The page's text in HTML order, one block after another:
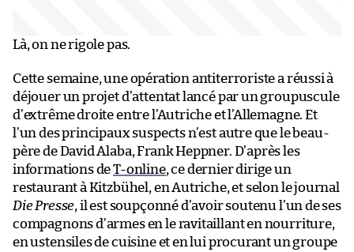
Là, on ne rigole pas.
Cette semaine, une opération antiterroriste a réussi à
déjouer un projet d’attentat lancé par un groupuscule
d’extrême droite entre l’Autriche et l’Allemagne. Et
l’un des principaux suspects n’est autre que le beau-
père de David Alaba, Frank Heppner. D’après les
informations deT-online, ce dernier dirige un
restaurant à Kitzbühel, en Autriche, et selon le journal
Die Presse, il est soupçonné d’avoir soutenu l’un de ses
compagnons d’armes en le ravitaillant en nourriture,
en ustensiles de cuisine et en lui procurant un groupe